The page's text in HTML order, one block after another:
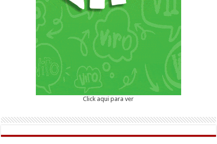
Click aqui para ver